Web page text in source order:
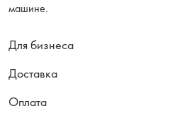
машине.
Для бизнеса
Доставка
Оплата